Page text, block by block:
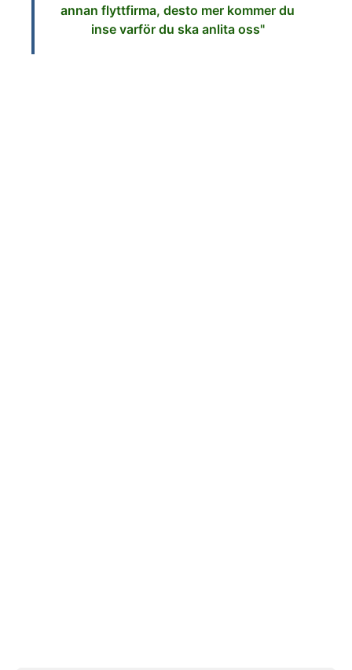
annan flyttfirma, desto mer kommer du
inse varför du ska anlita oss"